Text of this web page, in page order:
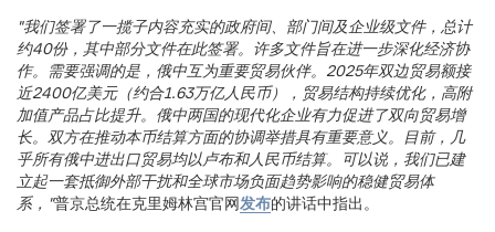
"我们签署了一揽子内容充实的政府间、部门间及企业级文件，总计
约40份，其中部分文件在此签署。许多文件旨在进一步深化经济协
作。需要强调的是，俄中互为重要贸易伙伴。2025年双边贸易额接
近2400亿美元（约合1.63万亿人民币），贸易结构持续优化，高附
加值产品占比提升。俄中两国的现代化企业有力促进了双向贸易增
长。双方在推动本币结算方面的协调举措具有重要意义。目前，几
乎所有俄中进出口贸易均以卢布和人民币结算。可以说，我们已建
立起一套抵御外部干扰和全球市场负面趋势影响的稳健贸易体
系，"普京总统在克里姆林宫官网发布的讲话中指出。